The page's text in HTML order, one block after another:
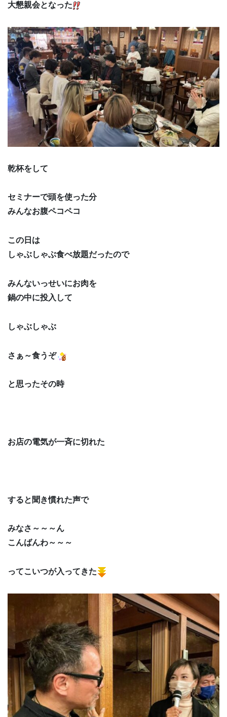
大懇親会となった
乾杯をして
セミナーで頭を使った分
みんなお腹ペコペコ
この日は
しゃぶしゃぶ食べ放題だったので
みんないっせいにお肉を
鍋の中に投入して
しゃぶしゃぶ
さぁ～食うぞ
と思ったその時
お店の電気が一斉に切れた
すると聞き慣れた声で
みなさ～～～ん
こんばんわ～～～
ってこいつが入ってきた